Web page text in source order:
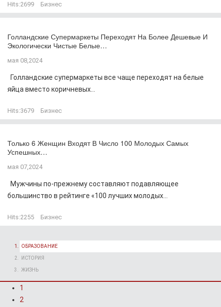
Hits:2699 Бизнес
Голландские Супермаркеты Переходят На Более Дешевые И
Экологически Чистые Белые…
мая 08,2024
Голландские супермаркеты все чаще переходят на белые
яйца вместо коричневых...
Hits:3679 Бизнес
Только 6 Женщин Входят В Число 100 Молодых Самых
Успешных…
мая 07,2024
Мужчины по-прежнему составляют подавляющее
большинство в рейтинге «100 лучших молодых...
Hits:2255 Бизнес
ОБРАЗОВАНИЕ
ИСТОРИЯ
ЖИЗНЬ
1
2